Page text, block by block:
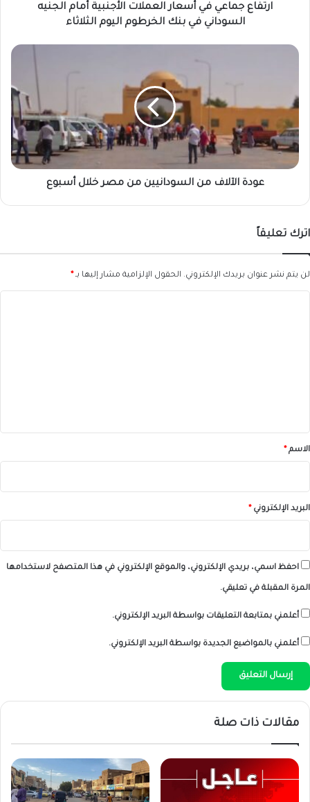
اليوم
ارتفاع جماعي في أسعار العملات الأجنبية أمام الجنيه
السوداني في بنك الخرطوم اليوم الثلاثاء
عودة
السودانيين
من
مصر
خلال
أسبوع
عودة الآلاف من السودانيين من مصر خلال أسبوع
اترك تعليقاً
لن يتم نشر عنوان بريدك الإلكتروني. الحقول الإلزامية مشار إليها بـ*
*الاسم*
البريد الإلكتروني*
احفظ اسمي، بريدي الإلكتروني، والموقع الإلكتروني في هذا المتصفح لاستخدامها
المرة المقبلة في تعليقي.
أعلمني بمتابعة التعليقات بواسطة البريد الإلكتروني.
أعلمني بالمواضيع الجديدة بواسطة البريد الإلكتروني.
مقالات ذات صلة